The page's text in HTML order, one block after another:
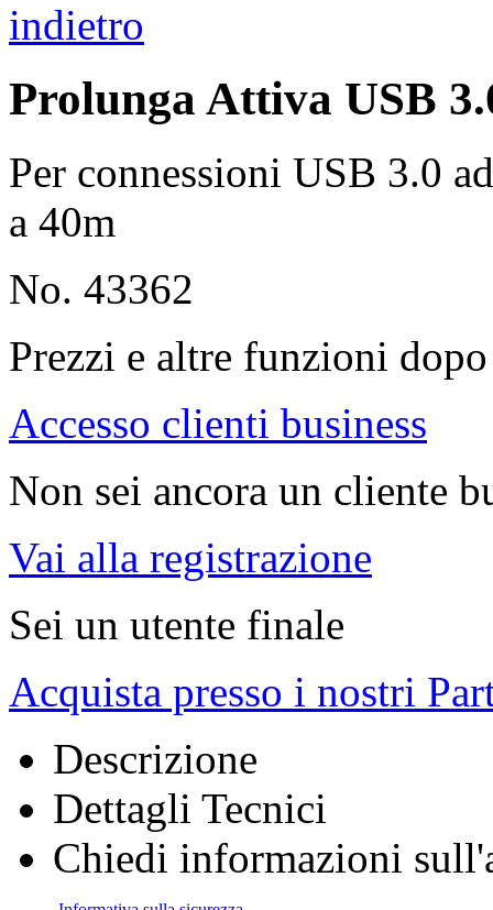
indietro
Prolunga Attiva USB
Per connessioni USB 3.0
a 40m
No. 43362
Prezzi e altre funzioni
Accesso clienti business
Non sei ancora un cliente
Vai alla registrazione
Sei un utente finale
Acquista presso i nostri
Descrizione
Dettagli Tecnici
Chiedi informazioni